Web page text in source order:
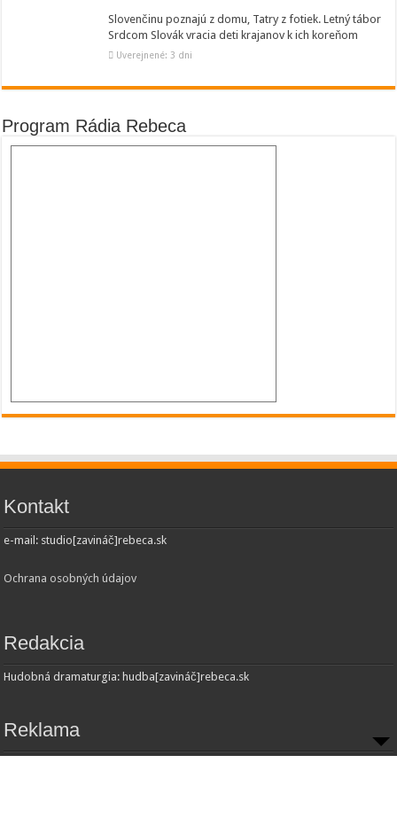
Slovenčinu poznajú z domu, Tatry z fotiek. Letný tábor
Srdcom Slovák vracia deti krajanov k ich koreňom
Uverejnené: 3 dni
Program Rádia Rebeca
Kontakt
e-mail: studio[zavináč]rebeca.sk
Ochrana osobných údajov
Redakcia
Hudobná dramaturgia: hudba[zavináč]rebeca.sk
Reklama